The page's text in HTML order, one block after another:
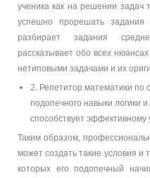
ученика как на решении задач
успешно прорешать задания
разбирает задания
рассказывает обо всех
нетиповыми задачами и их
2. Репетитор математики по
подопечного навыки логики
способствует
Таким образом,
может создать такие условия
которых его подопечный